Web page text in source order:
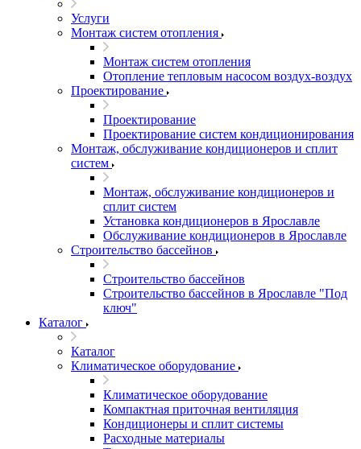
Услуги
Монтаж систем отопления
Монтаж систем отопления
Отопление тепловым насосом воздух-воздух
Проектирование
Проектирование
Проектирование систем кондиционирования
Монтаж, обслуживание кондиционеров и сплит
систем
Монтаж, обслуживание кондиционеров и
сплит систем
Установка кондиционеров в Ярославле
Обслуживание кондиционеров в Ярославле
Строительство бассейнов
Строительство бассейнов
Строительство бассейнов в Ярославле "Под
ключ"
Каталог
Каталог
Климатическое оборудование
Климатическое оборудование
Компактная приточная вентиляция
Кондиционеры и сплит системы
Расходные материалы